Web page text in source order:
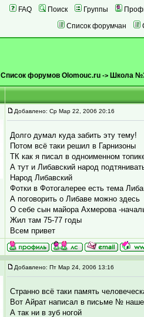
FAQ Поиск Группы
Список форумчан
Список форумов Olomouc.ru -> Школа
Добавлено: Ср Мар 22, 2006 20:16
Долго думал куда забить эту тему!
Потом всё таки решил в Гарнизоны
ТК как я писал в одноименном
А тут и Либавский народ
Народ Либавский
Фотки в Фотогалерее есть тема
А поговорить о Либаве можно здесь
О себе сын майора Ахмерова -
Жил там 75-77 годы
Всем привет
Добавлено: Пт Мар 24, 2006 13:16
Странно всё таки память
Вот Айрат написал в письме №
А так ни в зуб ногой